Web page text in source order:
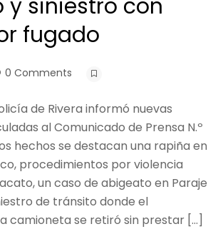
siniestro con
fugado
0 Comments
de Rivera informó nuevas
al Comunicado de Prensa N.º
hechos se destacan una rapiña en
procedimientos por violencia
un caso de abigeato en Paraje
de tránsito donde el
camioneta se retiró sin prestar […]